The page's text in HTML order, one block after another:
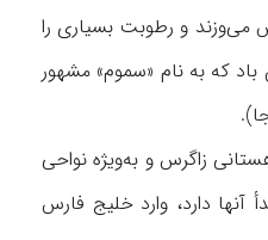
گاهی از خلیج ‌فارس می‌وزند و رطوبت بسیاری را
عربستان می‌وزند. این باد که به نام «سموم» مشهور
زاگرس و به‌ویژه نواحی
دارد، وارد خلیج ‌فارس